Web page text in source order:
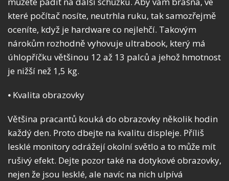
které počítač nosíte, neutrhla ruku, tak samozřejmě
oceníte, když je hardware co nejlehčí. Takovým
nárokům rozhodně vyhovuje ultrabook, který má
úhlopříčku většinou 12 až 13 palců a jehož hmotnost
je nižší než 1,5 kg.
⦁ Kvalita obrazovky
Většina pracantů kouká do obrazovky několik hodin
každý den. Proto dbejte na kvalitu displeje. Příliš
lesklé monitory odrážejí okolní světlo a to může mít
rušivý efekt. Dejte pozor také na dotykové obrazovky,
nejen že jsou lesklé, ale navíc na nich ulpívá